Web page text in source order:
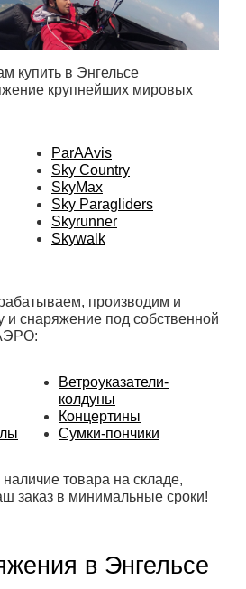
купить в Энгельсе
крупнейших мировых
ParAAvis
Sky Country
SkyMax
Sky Paragliders
Skyrunner
Skywalk
производим и
и снаряжение под собственной
Ветроуказатели-
колдуны
Концертины
Сумки-пончики
товара на складе,
заказ в минимальные сроки!
в Энгельсе